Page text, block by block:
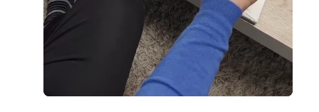
Loaded:
71.00%